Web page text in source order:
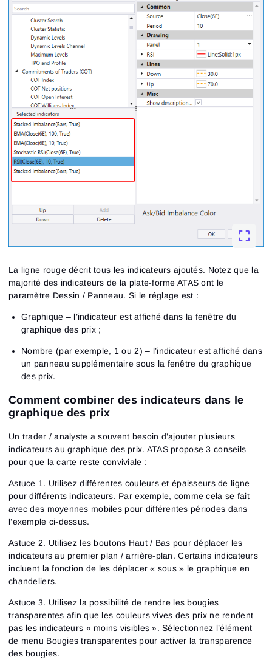
La ligne rouge décrit tous les indicateurs ajoutés. Notez que la
majorité des indicateurs de la plate-forme ATAS ont le
paramètre Dessin / Panneau. Si le réglage est :
Graphique – l’indicateur est affiché dans la fenêtre du
graphique des prix ;
Nombre (par exemple, 1 ou 2) – l’indicateur est affiché dans
un panneau supplémentaire sous la fenêtre du graphique
des prix.
Comment combiner des indicateurs dans le
graphique des prix
Un trader / analyste a souvent besoin d’ajouter plusieurs
indicateurs au graphique des prix. ATAS propose 3 conseils
pour que la carte reste conviviale :
Astuce 1. Utilisez différentes couleurs et épaisseurs de ligne
pour différents indicateurs. Par exemple, comme cela se fait
avec des moyennes mobiles pour différentes périodes dans
l’exemple ci-dessus.
Astuce 2. Utilisez les boutons Haut / Bas pour déplacer les
indicateurs au premier plan / arrière-plan. Certains indicateurs
incluent la fonction de les déplacer « sous » le graphique en
chandeliers.
Astuce 3. Utilisez la possibilité de rendre les bougies
transparentes afin que les couleurs vives des prix ne rendent
pas les indicateurs « moins visibles ». Sélectionnez l’élément
de menu Bougies transparentes pour activer la transparence
des bougies.